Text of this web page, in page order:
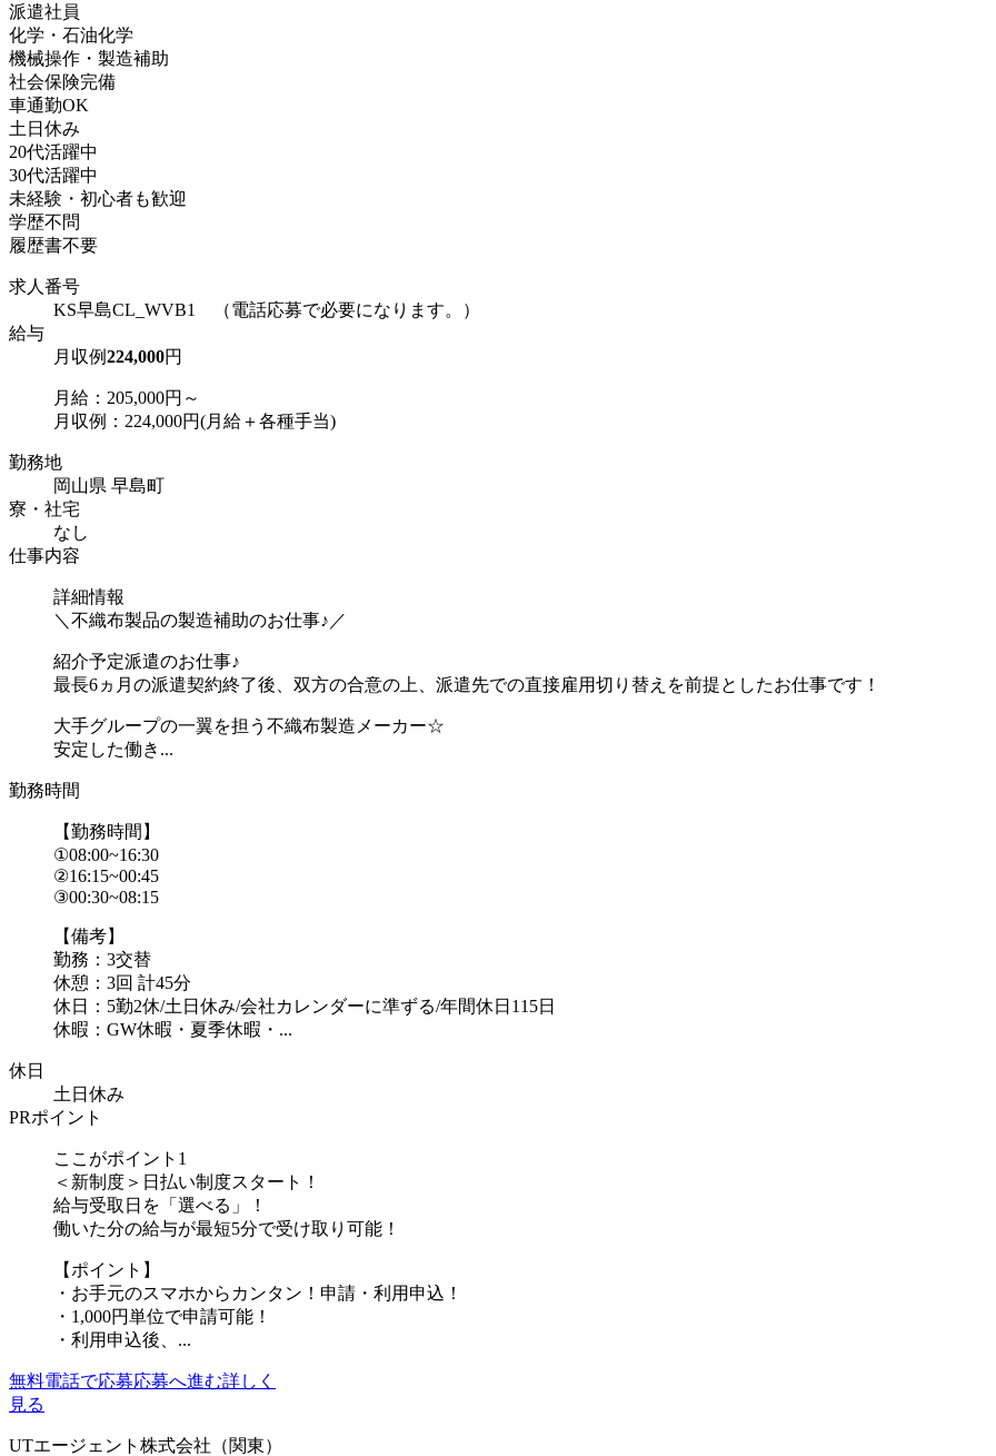
派遣社員
化学・石油化学
機械操作・製造補助
社会保険完備
車通勤OK
土日休み
20代活躍中
30代活躍中
未経験・初心者も歓迎
学歴不問
履歴書不要
求人番号
KS早島CL_WVB1 （電話応募で必要になります。）
給与
月収例224,000円
月給：205,000円～
月収例：224,000円(月給＋各種手当)
勤務地
岡山県 早島町
寮・社宅
なし
仕事内容
詳細情報
＼不織布製品の製造補助のお仕事♪／
紹介予定派遣のお仕事♪
最長6ヵ月の派遣契約終了後、双方の合意の上、派遣先での直接雇用切り替えを前提としたお仕事です！
大手グループの一翼を担う不織布製造メーカー☆
安定した働き...
勤務時間
【勤務時間】
①08:00~16:30
②16:15~00:45
③00:30~08:15
【備考】
勤務：3交替
休憩：3回 計45分
休日：5勤2休/土日休み/会社カレンダーに準ずる/年間休日115日
休暇：GW休暇・夏季休暇・...
休日
土日休み
PRポイント
ここがポイント1
＜新制度＞日払い制度スタート！
給与受取日を「選べる」！
働いた分の給与が最短5分で受け取り可能！
【ポイント】
・お手元のスマホからカンタン！申請・利用申込！
・1,000円単位で申請可能！
・利用申込後、...
無料電話で応募応募へ進む詳しく
見る
UTエージェント株式会社（関東）